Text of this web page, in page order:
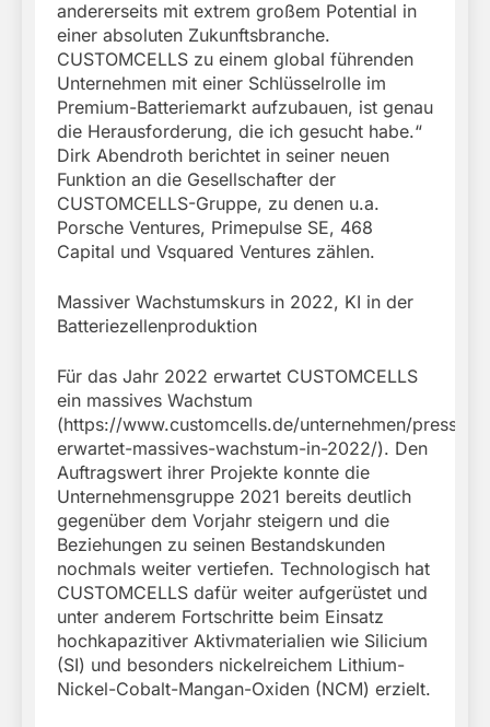
andererseits mit extrem großem Potential in
einer absoluten Zukunftsbranche.
CUSTOMCELLS zu einem global führenden
Unternehmen mit einer Schlüsselrolle im
Premium-Batteriemarkt aufzubauen, ist genau
die Herausforderung, die ich gesucht habe.“
Dirk Abendroth berichtet in seiner neuen
Funktion an die Gesellschafter der
CUSTOMCELLS-Gruppe, zu denen u.a.
Porsche Ventures, Primepulse SE, 468
Capital und Vsquared Ventures zählen.
Massiver Wachstumskurs in 2022, KI in der
Batteriezellenproduktion
Für das Jahr 2022 erwartet CUSTOMCELLS
ein massives Wachstum
(https://www.customcells.de/unternehmen/presse/
erwartet-massives-wachstum-in-2022/). Den
Auftragswert ihrer Projekte konnte die
Unternehmensgruppe 2021 bereits deutlich
gegenüber dem Vorjahr steigern und die
Beziehungen zu seinen Bestandskunden
nochmals weiter vertiefen. Technologisch hat
CUSTOMCELLS dafür weiter aufgerüstet und
unter anderem Fortschritte beim Einsatz
hochkapazitiver Aktivmaterialien wie Silicium
(SI) und besonders nickelreichem Lithium-
Nickel-Cobalt-Mangan-Oxiden (NCM) erzielt.